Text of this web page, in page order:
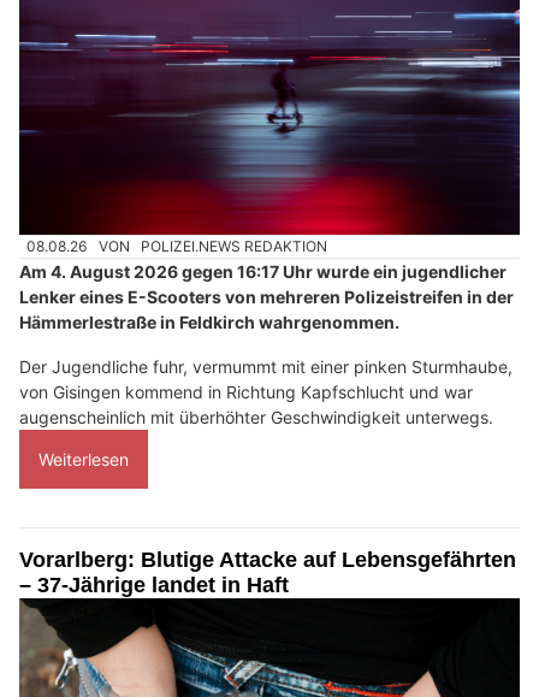
08.08.26 VON POLIZEI.NEWS REDAKTION
Am 4. August 2026 gegen 16:17 Uhr wurde ein jugendlicher
Lenker eines E-Scooters von mehreren Polizeistreifen in der
Hämmerlestraße in Feldkirch wahrgenommen.
Der Jugendliche fuhr, vermummt mit einer pinken Sturmhaube,
von Gisingen kommend in Richtung Kapfschlucht und war
augenscheinlich mit überhöhter Geschwindigkeit unterwegs.
Weiterlesen
Vorarlberg: Blutige Attacke auf Lebensgefährten
– 37-Jährige landet in Haft